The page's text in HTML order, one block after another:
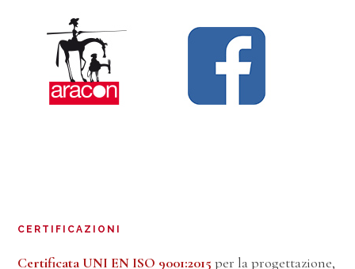
CERTIFICAZIONI
Certificata UNI EN ISO 9001:2015 per la progettazione,